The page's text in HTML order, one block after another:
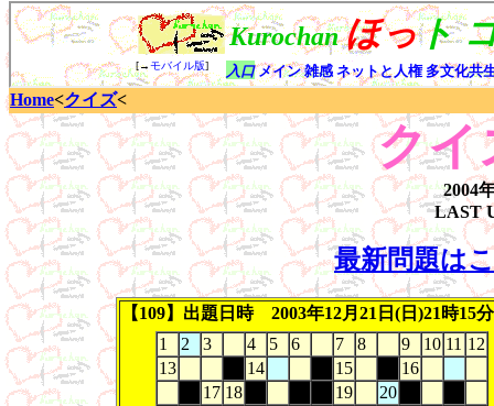
Home<クイズ<
クイ
2004
LAST
最新問題は
【109】出題日時 2003年12月21日(日)21時15分
1
2 3 4 5 6 7 8 9 10 11 12
13
14 15
16
17 18 19
20